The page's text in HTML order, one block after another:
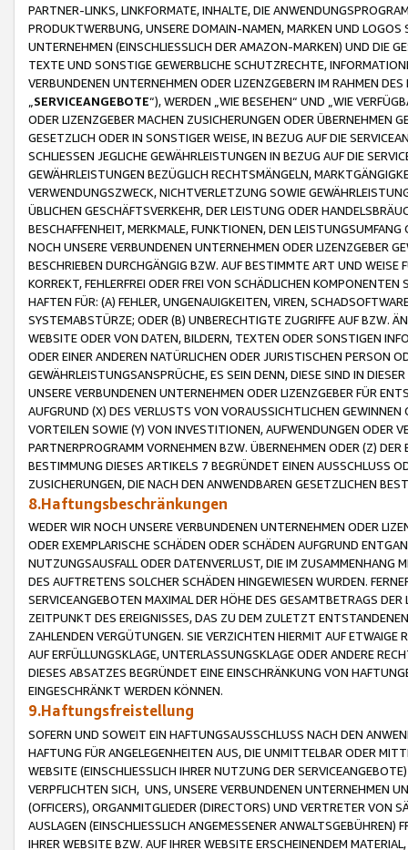
PARTNER-LINKS, LINKFORMATE, INHALTE, DIE
PRODUKTWERBUNG, UNSERE DOMAIN-NAMEN, MARKEN UND
UNTERNEHMEN (EINSCHLIESSLICH DER AMAZON-MARKEN) UND DIE
TEXTE UND SONSTIGE GEWERBLICHE SCHUTZRECHTE,
VERBUNDENEN UNTERNEHMEN ODER LIZENZGEBERN IM RAHMEN
SERVICEANGEBOTE“), WERDEN „WIE BESEHEN“ UND „WIE
ODER LIZENZGEBER MACHEN ZUSICHERUNGEN ODER ÜBERNEHMEN
GESETZLICH ODER IN SONSTIGER WEISE, IN BEZUG AUF DIE
SCHLIESSEN JEGLICHE GEWÄHRLEISTUNGEN IN BEZUG AUF DIE
GEWÄHRLEISTUNGEN BEZÜGLICH RECHTSMÄNGELN,
VERWENDUNGSZWECK, NICHTVERLETZUNG SOWIE
ÜBLICHEN GESCHÄFTSVERKEHR, DER LEISTUNG ODER
BESCHAFFENHEIT, MERKMALE, FUNKTIONEN, DEN
NOCH UNSERE VERBUNDENEN UNTERNEHMEN ODER LIZENZGEBER
BESCHRIEBEN DURCHGÄNGIG BZW. AUF BESTIMMTE ART UND
KORREKT, FEHLERFREI ODER FREI VON SCHÄDLICHEN
HAFTEN FÜR: (A) FEHLER, UNGENAUIGKEITEN, VIREN,
SYSTEMABSTÜRZE; ODER (B) UNBERECHTIGTE ZUGRIFFE AUF BZW.
WEBSITE ODER VON DATEN, BILDERN, TEXTEN ODER SONSTIGEN
ODER EINER ANDEREN NATÜRLICHEN ODER JURISTISCHEN PERSON
GEWÄHRLEISTUNGSANSPRÜCHE, ES SEIN DENN, DIESE SIND IN
UNSERE VERBUNDENEN UNTERNEHMEN ODER LIZENZGEBER FÜR
AUFGRUND (X) DES VERLUSTS VON VORAUSSICHTLICHEN
VORTEILEN SOWIE (Y) VON INVESTITIONEN, AUFWENDUNGEN ODER
PARTNERPROGRAMM VORNEHMEN BZW. ÜBERNEHMEN ODER (Z)
BESTIMMUNG DIESES ARTIKELS 7 BEGRÜNDET EINEN AUSSCHLUSS
ZUSICHERUNGEN, DIE NACH DEN ANWENDBAREN GESETZLICHEN
8.Haftungsbeschränkungen
WEDER WIR NOCH UNSERE VERBUNDENEN UNTERNEHMEN ODER
ODER EXEMPLARISCHE SCHÄDEN ODER SCHÄDEN AUFGRUND
NUTZUNGSAUSFALL ODER DATENVERLUST, DIE IM ZUSAMMENHANG
DES AUFTRETENS SOLCHER SCHÄDEN HINGEWIESEN WURDEN.
SERVICEANGEBOTEN MAXIMAL DER HÖHE DES GESAMTBETRAGS
ZEITPUNKT DES EREIGNISSES, DAS ZU DEM ZULETZT
ZAHLENDEN VERGÜTUNGEN. SIE VERZICHTEN HIERMIT AUF
AUF ERFÜLLUNGSKLAGE, UNTERLASSUNGSKLAGE ODER ANDERE
DIESES ABSATZES BEGRÜNDET EINE EINSCHRÄNKUNG VON
EINGESCHRÄNKT WERDEN KÖNNEN.
9.Haftungsfreistellung
SOFERN UND SOWEIT EIN HAFTUNGSAUSSCHLUSS NACH DEN
HAFTUNG FÜR ANGELEGENHEITEN AUS, DIE UNMITTELBAR ODER
WEBSITE (EINSCHLIESSLICH IHRER NUTZUNG DER
VERPFLICHTEN SICH, UNS, UNSERE VERBUNDENEN UNTERNEHMEN
(OFFICERS), ORGANMITGLIEDER (DIRECTORS) UND VERTRETER VON
AUSLAGEN (EINSCHLIESSLICH ANGEMESSENER
IHRER WEBSITE BZW. AUF IHRER WEBSITE ERSCHEINENDEM